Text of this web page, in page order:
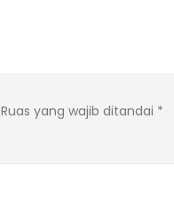
Ruas yang wajib ditandai *